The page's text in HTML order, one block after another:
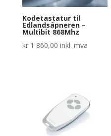
Kodetastatur til
Edlandsåpneren –
Multibit 868Mhz
kr1 860,00 inkl. mva